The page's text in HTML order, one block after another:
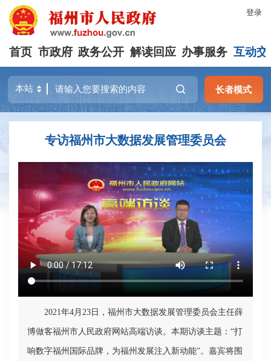
登录
首页 市政府 政务公开 解读回应 办事服务 互动交
长者模式
专访福州市大数据发展管理委员会
2021年4月23日，福州市大数据发展管理委员会主任薛
博做客福州市人民政府网站高端访谈。本期访谈主题：“打
响数字福州国际品牌，为福州发展注入新动能”。嘉宾将围